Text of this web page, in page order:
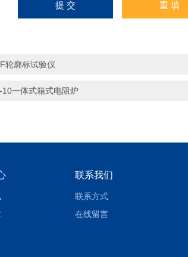
轮廓标试验仪
10一体式箱式电阻炉
联系我们
联系方式
在线留言